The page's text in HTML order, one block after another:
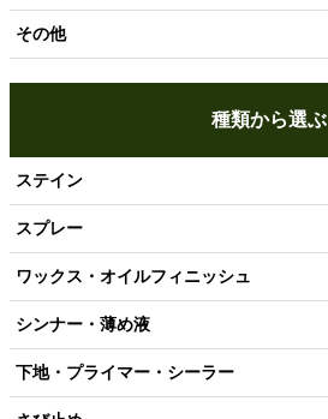
その他
種類から選ぶ
ステイン
スプレー
ワックス・オイルフィニッシュ
シンナー・薄め液
下地・プライマー・シーラー